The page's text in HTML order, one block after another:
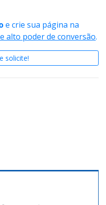
e crie sua página na
alto poder de conversão.
solicite!